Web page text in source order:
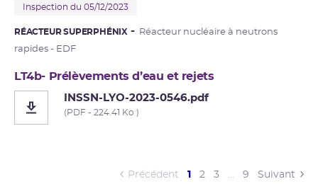
Inspection du 05/12/2023
RÉACTEUR SUPERPHÉNIX
Réacteur nucléaire à neutrons
rapides - EDF
LT4b- Prélèvements d’eau et rejets
INSSN-LYO-2023-0546.pdf
(PDF - 224.41 Ko )
Précédent 1 (current)
2 3 … 9 Suivant